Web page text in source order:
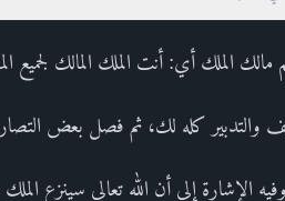
مالك الملك أي: أنت الملك المالك لجميع
والتدبير كله لك، ثم فصل بعض
الإشارة إلى أن الله تعالى سينزع